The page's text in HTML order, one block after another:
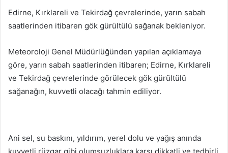
göndermek
Edirne, Kırklareli ve Tekirdağ çevrelerinde, yarın sabah
saatlerinden itibaren gök gürültülü sağanak bekleniyor.
Meteoroloji Genel Müdürlüğünden yapılan açıklamaya
göre, yarın sabah saatlerinden itibaren; Edirne, Kırklareli
ve Tekirdağ çevrelerinde görülecek gök gürültülü
sağanağın, kuvvetli olacağı tahmin ediliyor.
Ani sel, su baskını, yıldırım, yerel dolu ve yağış anında